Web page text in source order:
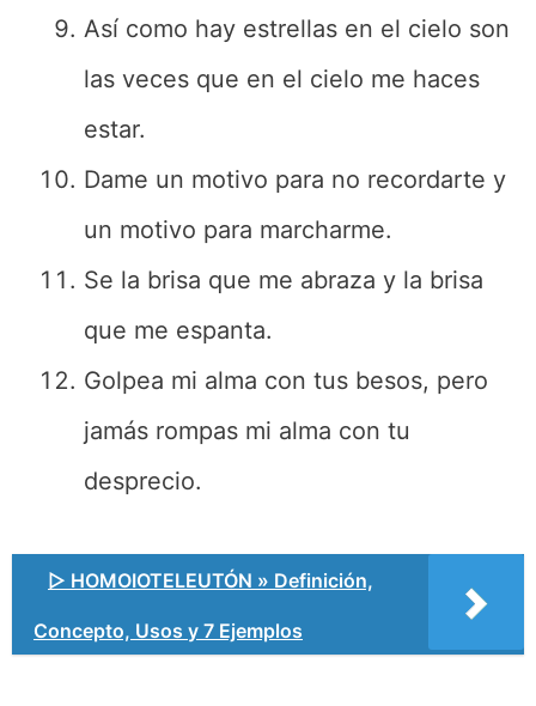
Así como hay estrellas en el cielo son
las veces que en el cielo me haces
estar.
Dame un motivo para no recordarte y
un motivo para marcharme.
Se la brisa que me abraza y la brisa
que me espanta.
Golpea mi alma con tus besos, pero
jamás rompas mi alma con tu
desprecio.
▷ HOMOIOTELEUTÓN » Definición,
Concepto, Usos y 7 Ejemplos